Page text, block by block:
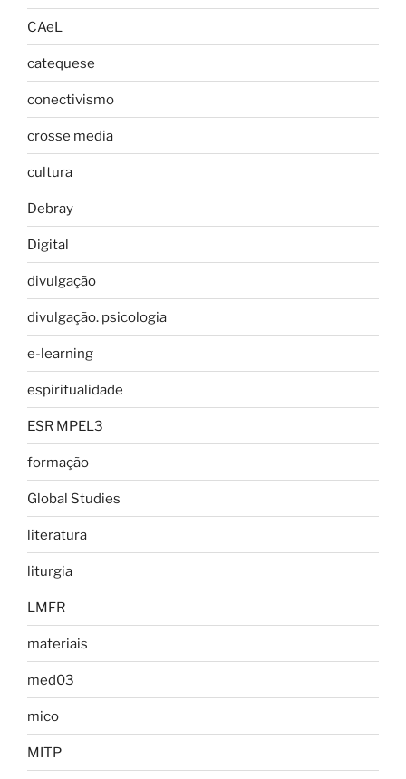
CAeL
catequese
conectivismo
crosse media
cultura
Debray
Digital
divulgação
divulgação. psicologia
e-learning
espiritualidade
ESR MPEL3
formação
Global Studies
literatura
liturgia
LMFR
materiais
med03
mico
MITP